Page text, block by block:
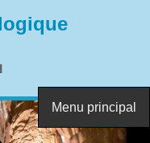
Menu principal